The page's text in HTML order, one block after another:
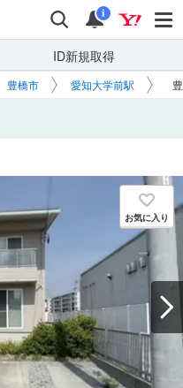
検索 通知
i
ID新規取得
豊橋市 愛知大学前駅
お気に入り